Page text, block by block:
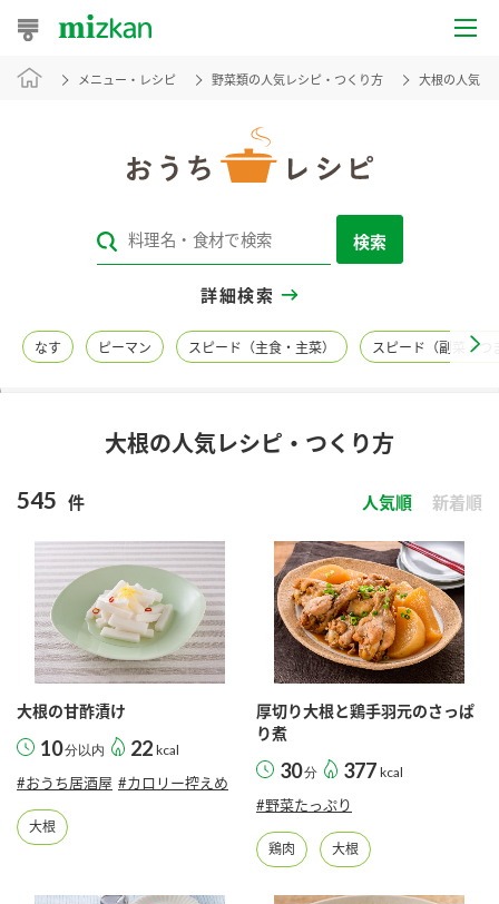
おうちレシピ
レシピカテゴリ一覧
レシピ名特集
商品情報
商品カテゴリ
酢 調味酢
お酢ドリンク ぽん酢
鍋用調味料
たれ
新商品一覧
キャンペーン情報
ブランド・スペシャルサイト
ブランド・スペシャルサイト トップ
くらしプラ酢
企業情報
国内事業概要
メニュー・レシピ 野菜類の人気レシピ・つくり方 大根の人気レ
検索
詳細検索
なす ピーマン スピード（主食・主菜） スピード（副菜・つ
大根の人気レシピ・つくり方
545 件 人気順 新着順
大根の甘酢漬け
10分以内 22 kcal
#おうち居酒屋 #カロリー控えめ
大根
厚切り大根と鶏手羽元のさっぱ
り煮
30分 377 kcal
#野菜たっぷり
鶏肉 大根